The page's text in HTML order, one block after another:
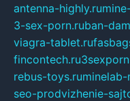
antenna-highly.ru
3-sex-porn.ruban-
viagra-tablet.ru
fincontech.ru
rebus-toys.ruminelab-
seo-prodvizhenie-